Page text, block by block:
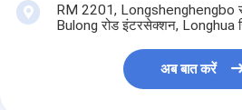
RM 2201, Longshenghengbo
Bulong रोड इंटरसेक्शन, Longhua
अब बात करें